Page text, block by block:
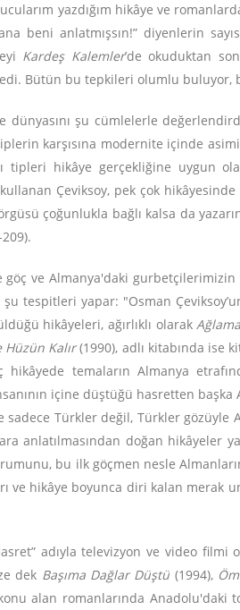
yazdığım hikâye ve
beni anlatmışsın!” diyenlerin
Kardeş Kalemler’de okuduktan
Bütün bu tepkileri olumlu buluyor,
dünyasını şu cümlelerle
karşısına modernite içinde
tipleri hikâye gerçekliğine uygun
kullanan Çeviksoy, pek çok
çoğunlukla bağlı kalsa da
göç ve Almanya'daki
tespitleri yapar: "Osman
hikâyeleri, ağırlıklı olarak
Hüzün Kalır(1990), adlı kitabında ise
temaların Almanya
içine düştüğü hasretten
sadece Türkler değil, Türkler
anlatılmasından doğan
bu ilk göçmen nesle
ve hikâye boyunca diri kalan
adıyla televizyon ve video
dek Başıma Dağlar Düştü (1994),
alan romanlarında